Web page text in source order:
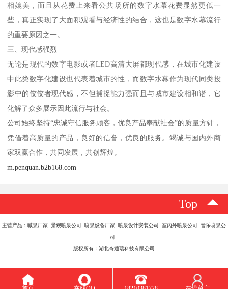
相媲美，而且从花费上来看公共场所的数字水幕花费显然更低一
些，真正实现了大面积观看与经济性的结合，这也是数字水幕流行
的重要原因之一。
三、现代感强烈
无论是现代的数字电影或者LED高清大屏都现代感，在城市化建设
中此类数字化建设也代表着城市的性，而数字水幕作为现代同类投
影中的佼佼者现代感，不但捕捉能力强而且与城市建设相和谐，它
化解了众多展示因此流行与社会。
公司始终坚持“忠诚守信服务顾客，优良产品奉献社会”的质量方针，
凭借着高质量的产品，良好的信誉，优良的服务。竭诚与国内外商
家双赢合作，共同发展，共创辉煌。
m.penquan.b2b168.com
Top
主营产品：喊泉厂家 景观喷泉公司 喷泉设备厂家 喷泉设计安装公司 室内外喷泉公司 音乐喷泉公
司
版权所有：湖北奇通瑞科技有限公司